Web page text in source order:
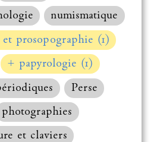
numismatique
prosopographie (1)
+ papyrologie (1)
Perse
photographies
et claviers